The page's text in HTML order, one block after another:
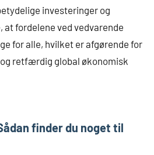
investeringer og
fordelene ved vedvarende
for alle, hvilket er afgørende for
retfærdig global økonomisk
finder du noget til